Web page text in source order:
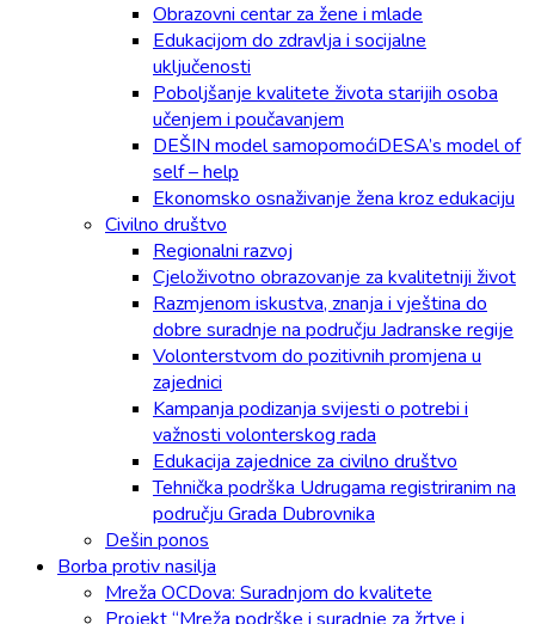
Obrazovni centar za žene i mlade
Edukacijom do zdravlja i socijalne
uključenosti
Poboljšanje kvalitete života starijih osoba
učenjem i poučavanjem
DEŠIN model samopomoćiDESA’s model of
self – help
Ekonomsko osnaživanje žena kroz edukaciju
Civilno društvo
Regionalni razvoj
Cjeloživotno obrazovanje za kvalitetniji život
Razmjenom iskustva, znanja i vještina do
dobre suradnje na području Jadranske regije
Volonterstvom do pozitivnih promjena u
zajednici
Kampanja podizanja svijesti o potrebi i
važnosti volonterskog rada
Edukacija zajednice za civilno društvo
Tehnička podrška Udrugama registriranim na
području Grada Dubrovnika
Dešin ponos
Borba protiv nasilja
Mreža OCDova: Suradnjom do kvalitete